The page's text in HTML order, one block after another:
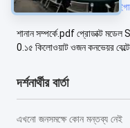
গতিশীল চেকউইঝার
শানান সম্পর্কে.pdf প্রোডাক্ট
0.১৫ কিলোওয়াট ওজন কনভেয়র
দর্শনার্থীর বার্তা
এখনো জনসমক্ষে কোন মন্তব্য নেই